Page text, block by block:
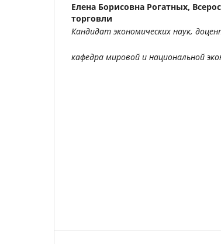
Елена Борисовна Рогатных,
торговли
Кандидат экономических наук,
кафедра мировой и национальной